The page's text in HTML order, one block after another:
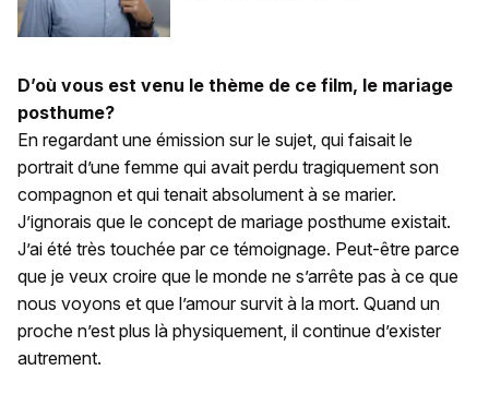
D’où vous est venu le thème de ce film, le mariage
posthume?
En regardant une émission sur le sujet, qui faisait le
portrait d’une femme qui avait perdu tragiquement son
compagnon et qui tenait absolument à se marier.
J’ignorais que le concept de mariage posthume existait.
J’ai été très touchée par ce témoignage. Peut-être parce
que je veux croire que le monde ne s’arrête pas à ce que
nous voyons et que l’amour survit à la mort. Quand un
proche n’est plus là physiquement, il continue d’exister
autrement.